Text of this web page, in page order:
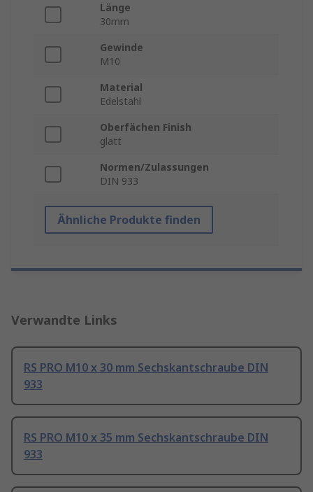
Länge
30mm
Gewinde
M10
Material
Edelstahl
Oberfächen Finish
glatt
Normen/Zulassungen
DIN 933
Ähnliche Produkte finden
Verwandte Links
RS PRO M10 x 30 mm Sechskantschraube DIN
933
RS PRO M10 x 35 mm Sechskantschraube DIN
933